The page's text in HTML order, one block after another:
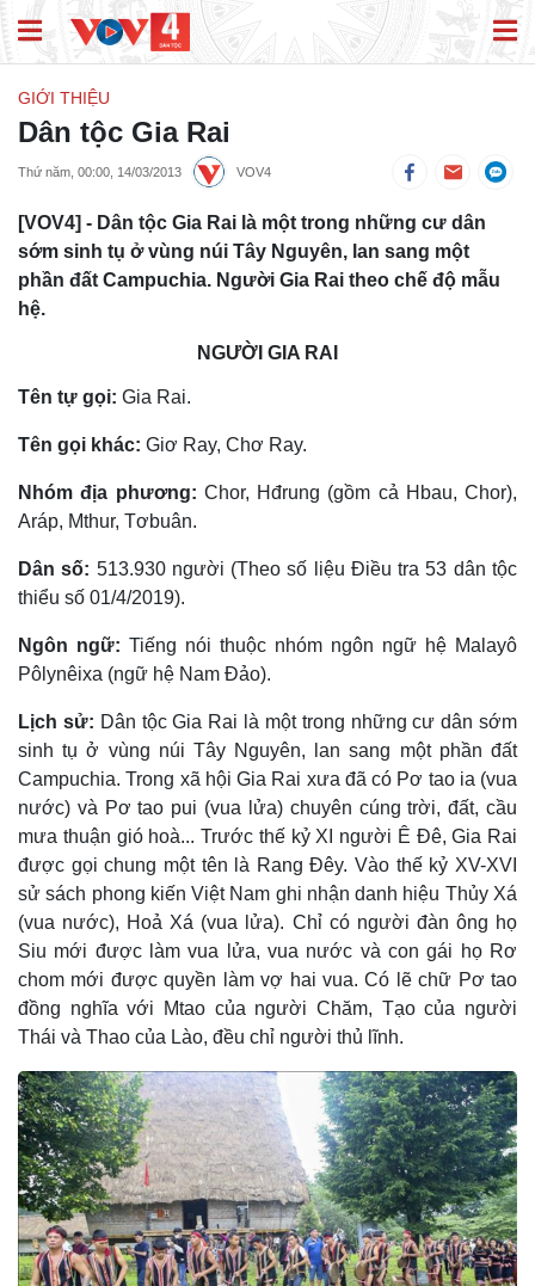
GIỚI THIỆU
Dân tộc Gia Rai
Thứ năm, 00:00, 14/03/2013 VOV4
[VOV4] - Dân tộc Gia Rai là một trong những cư dân
sớm sinh tụ ở vùng núi Tây Nguyên, lan sang một
phần đất Campuchia. Người Gia Rai theo chế độ mẫu
hệ.
NGƯỜI GIA RAI
Tên tự gọi: Gia Rai.
Tên gọi khác: Giơ Ray, Chơ Ray.
Nhóm địa phương: Chor, Hđrung (gồm cả Hbau, Chor),
Aráp, Mthur, Tơbuân.
Dân số: 513.930 người (Theo số liệu Điều tra 53 dân tộc
thiểu số 01/4/2019).
Ngôn ngữ: Tiếng nói thuộc nhóm ngôn ngữ hệ Malayô
Pôlynêixa (ngữ hệ Nam Ðảo).
Lịch sử: Dân tộc Gia Rai là một trong những cư dân sớm
sinh tụ ở vùng núi Tây Nguyên, lan sang một phần đất
Campuchia. Trong xã hội Gia Rai xưa đã có Pơ tao ia (vua
nước) và Pơ tao pui (vua lửa) chuyên cúng trời, đất, cầu
mưa thuận gió hoà... Trước thế kỷ XI người Ê Ðê, Gia Rai
được gọi chung một tên là Rang Ðêy. Vào thế kỷ XV-XVI
sử sách phong kiến Việt Nam ghi nhận danh hiệu Thủy Xá
(vua nước), Hoả Xá (vua lửa). Chỉ có người đàn ông họ
Siu mới được làm vua lửa, vua nước và con gái họ Rơ
chom mới được quyền làm vợ hai vua. Có lẽ chữ Pơ tao
đồng nghĩa với Mtao của người Chăm, Tạo của người
Thái và Thao của Lào, đều chỉ người thủ lĩnh.